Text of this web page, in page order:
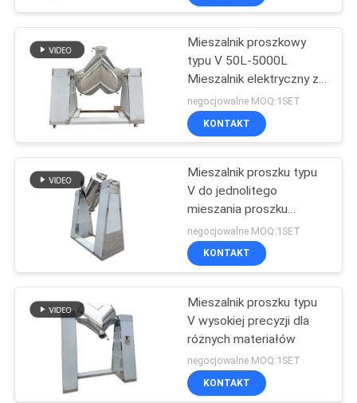
Maszyna do
mieszania wstążek
Maszyna do
przesiewania
proszku
Mieszalnik proszkowy
typu V 50L-5000L
Mieszalnik elektryczny ze
stali nierdzewnej
negocjowalne MOQ:1SET
KONTAKT
Mieszalnik proszku typu
V do jednolitego
mieszania proszku
suchego i materiałów
ziarnistych w przemyśle
farmaceutycznym i
negocjowalne MOQ:1SET
KONTAKT
Mieszalnik proszku typu
V wysokiej precyzji dla
różnych materiałów
negocjowalne MOQ:1SET
KONTAKT